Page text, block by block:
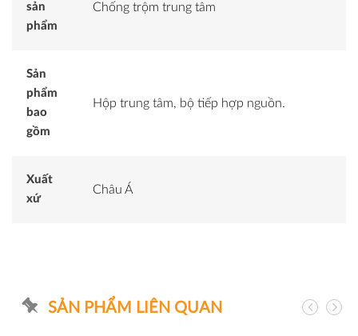
sản
phẩm
Chống trộm trung tâm
Sản
phẩm
bao
gồm
Hộp trung tâm, bộ tiếp hợp nguồn.
Xuất
xứ
Châu Á
SẢN PHẨM LIÊN QUAN